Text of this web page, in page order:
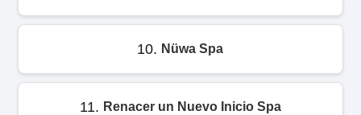
10. Nüwa Spa
11. Renacer un Nuevo Inicio Spa